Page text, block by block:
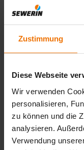
Zustimmung
Diese Webseite
Wir verwenden
personalisieren,
zu können und die
analysieren.
Verwendung
Vos contacts
Adresse
Code Postal
Ville
Pays
*
Nom